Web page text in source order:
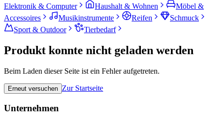
Elektronik & Computer
Haushalt & Wohnen
Möbel &
Accessoires
Musikinstrumente Reifen
Schmuck
Sport & Outdoor
Tierbedarf
Produkt konnte nicht geladen werden
Beim Laden dieser Seite ist ein Fehler aufgetreten.
Erneut versuchen Zur Startseite
Unternehmen